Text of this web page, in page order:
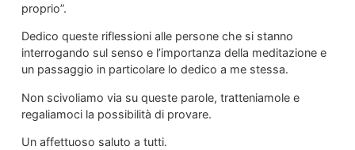
proprio”.
Dedico queste riflessioni alle persone che si stanno
interrogando sul senso e l’importanza della meditazione e
un passaggio in particolare lo dedico a me stessa.
Non scivoliamo via su queste parole, tratteniamole e
regaliamoci la possibilità di provare.
Un affettuoso saluto a tutti.